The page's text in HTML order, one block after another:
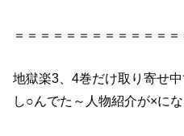
＝＝＝＝＝＝＝＝＝＝＝＝＝
地獄楽3、4巻だけ取り寄せ
し○んでた～人物紹介が×に